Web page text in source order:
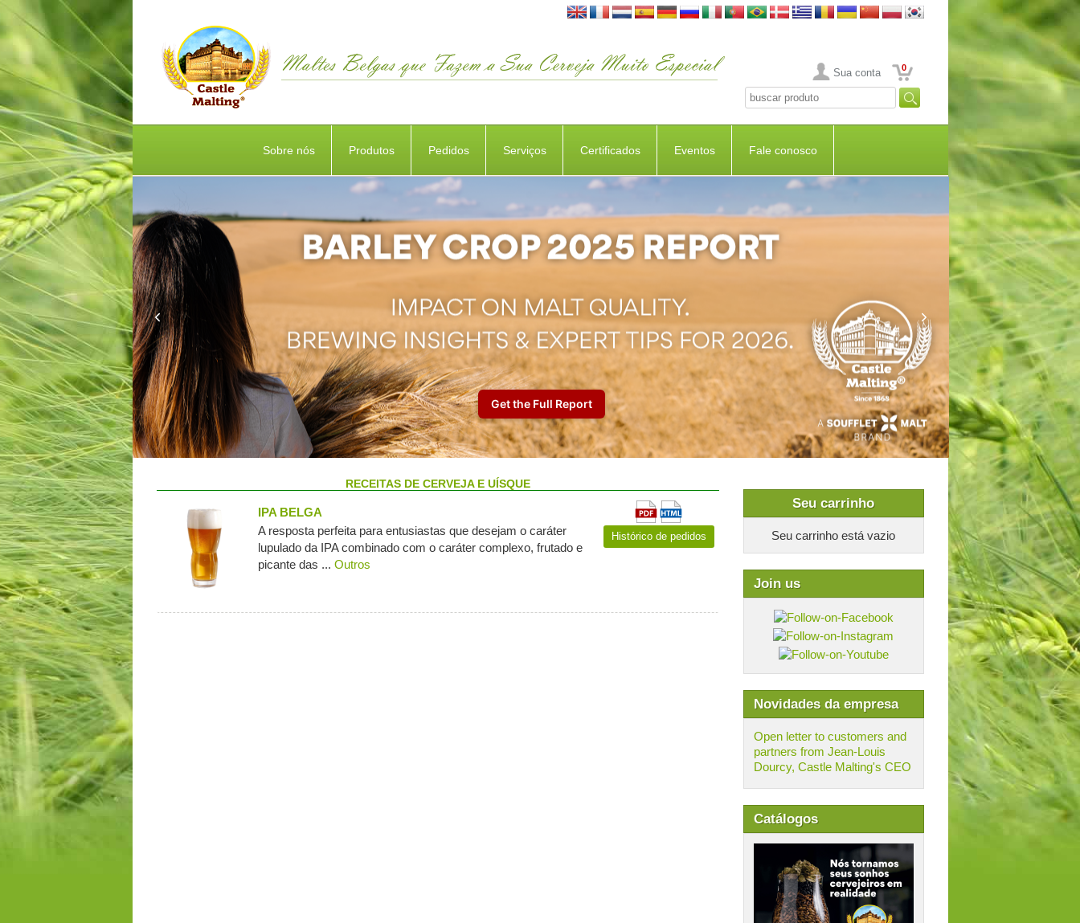
Sua conta 0
Sobre nós Produtos Pedidos Serviços Certificados Eventos Fale conosco
Seu carrinho
Seu carrinho está vazio
Join us
Novidades da empresa
Open letter to customers and
partners from Jean-Louis
Dourcy, Castle Malting's CEO
Catálogos
RECEITAS DE CERVEJA E UÍSQUE
IPA BELGA
A resposta perfeita para entusiastas que desejam o caráter
lupulado da IPA combinado com o caráter complexo, frutado e
picante das ... Outros
Histórico de pedidos